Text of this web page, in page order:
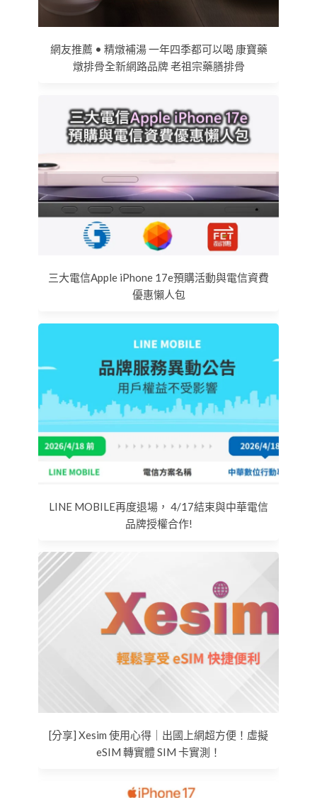
網友推薦 • 精燉補湯 一年四季都可以喝 康寶藥
燉排骨全新網路品牌 老祖宗藥膳排骨
三大電信Apple iPhone 17e預購活動與電信資費
優惠懶人包
LINE MOBILE再度退場， 4/17結束與中華電信
品牌授權合作!
[分享] Xesim 使用心得｜出國上網超方便！虛擬
eSIM 轉實體 SIM 卡實測！